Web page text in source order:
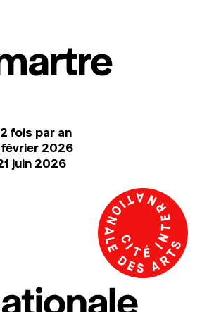
fois par an
février 2026
juin 2026